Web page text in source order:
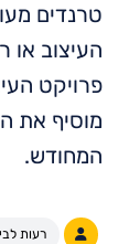
טרנדים
העיצוב
פרויקט
מוסיף את
המחודש.
רעות